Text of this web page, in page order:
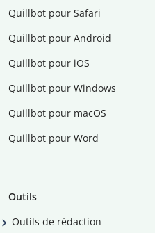
Quillbot pour Safari
Quillbot pour Android
Quillbot pour iOS
Quillbot pour Windows
Quillbot pour macOS
Quillbot pour Word
Outils
Outils de rédaction